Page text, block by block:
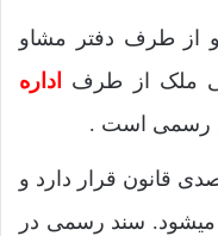
از طرف دفتر مشاو
ملک از طرف
اداره
رسمی است .
قانون قرار دارد و
میشود. سند رسمی در